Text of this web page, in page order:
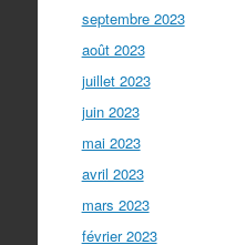
septembre 2023
août 2023
juillet 2023
juin 2023
mai 2023
avril 2023
mars 2023
février 2023